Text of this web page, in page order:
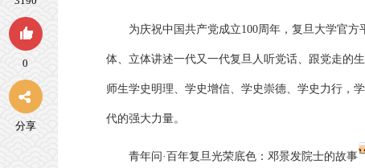
为庆祝中国共产党成立100周年，复旦大学官
体、立体讲述一代又一代复旦人听党话、跟党走的
师生学史明理、学史增信、学史崇德、学史力行，
代的强大力量。
青年问·百年复旦光荣底色： 邓景发院士的故事
0
分享